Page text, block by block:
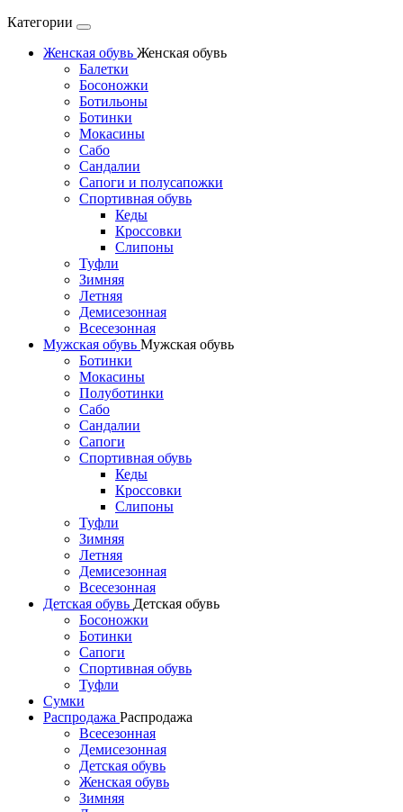
Категории
Женская обувь Женская обувь
Балетки
Босоножки
Ботильоны
Ботинки
Мокасины
Сабо
Сандалии
Сапоги и полусапожки
Спортивная обувь
Кеды
Кроссовки
Слипоны
Туфли
Зимняя
Летняя
Демисезонная
Всесезонная
Мужская обувь Мужская обувь
Ботинки
Мокасины
Полуботинки
Сабо
Сандалии
Сапоги
Спортивная обувь
Кеды
Кроссовки
Слипоны
Туфли
Зимняя
Летняя
Демисезонная
Всесезонная
Детская обувь Детская обувь
Босоножки
Ботинки
Сапоги
Спортивная обувь
Туфли
Сумки
Распродажа Распродажа
Всесезонная
Демисезонная
Детская обувь
Женская обувь
Зимняя